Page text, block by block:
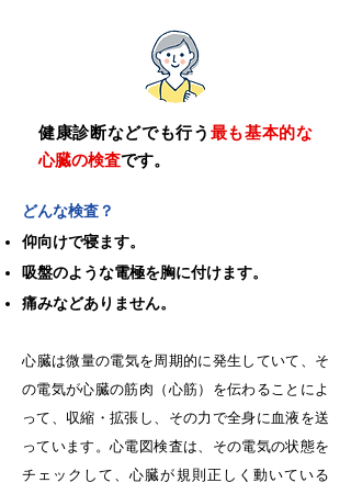
健康診断などでも行う 最も基本的な
心臓の検査です。
どんな検査？
仰向けで寝ます。
吸盤のような電極を胸に付けます。
痛みなどありません。
​心臓は微量の電気を周期的に発生していて、そ
の電気が心臓の筋肉（心筋）を伝わることによ
って、収縮・拡張し、その力で全身に血液を送
っています。心電図検査は、その電気の状態を
チェックして、心臓が規則正しく動いている